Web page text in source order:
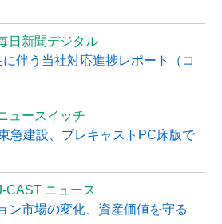
日新聞デジタル
伴う当社対応進捗レポート（コ
ュースイッチ
急建設、プレキャストPC床版で
CAST ニュース
ン市場の変化、資産価値を守る